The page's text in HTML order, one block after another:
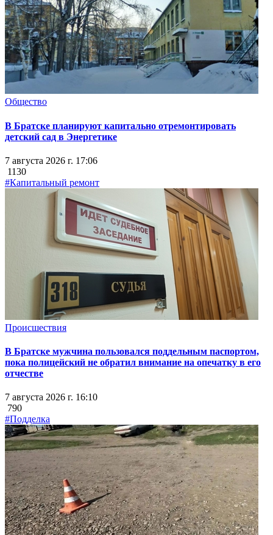
Общество
В Братске планируют капитально отремонтировать
детский сад в Энергетике
7 августа 2026 г. 17:06
1130
#Капитальный ремонт
Происшествия
В Братске мужчина пользовался поддельным паспортом,
пока полицейский не обратил внимание на опечатку в его
отчестве
7 августа 2026 г. 16:10
790
#Подделка